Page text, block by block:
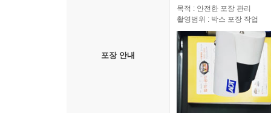
포장 안내
목적 : 안전한 포장 관리
촬영범위 : 박스 포장 작업